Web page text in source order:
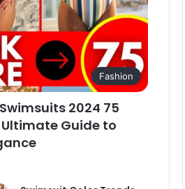
Fashion
2024 75
Ultimate Guide to